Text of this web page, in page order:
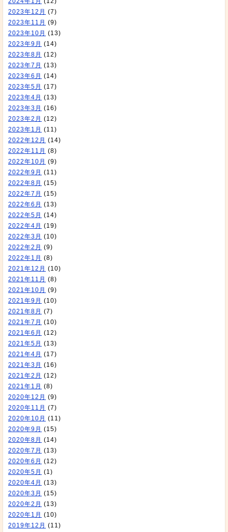
2023年12月 (7)
2023年11月 (9)
2023年10月 (13)
2023年9月 (14)
2023年8月 (12)
2023年7月 (13)
2023年6月 (14)
2023年5月 (17)
2023年4月 (13)
2023年3月 (16)
2023年2月 (12)
2023年1月 (11)
2022年12月 (14)
2022年11月 (8)
2022年10月 (9)
2022年9月 (11)
2022年8月 (15)
2022年7月 (15)
2022年6月 (13)
2022年5月 (14)
2022年4月 (19)
2022年3月 (10)
2022年2月 (9)
2022年1月 (8)
2021年12月 (10)
2021年11月 (8)
2021年10月 (9)
2021年9月 (10)
2021年8月 (7)
2021年7月 (10)
2021年6月 (12)
2021年5月 (13)
2021年4月 (17)
2021年3月 (16)
2021年2月 (12)
2021年1月 (8)
2020年12月 (9)
2020年11月 (7)
2020年10月 (11)
2020年9月 (15)
2020年8月 (14)
2020年7月 (13)
2020年6月 (12)
2020年5月 (1)
2020年4月 (13)
2020年3月 (15)
2020年2月 (13)
2020年1月 (10)
2019年12月 (11)